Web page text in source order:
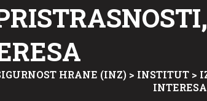
HRANE (INZ) > INSTITUT >
INTERESA